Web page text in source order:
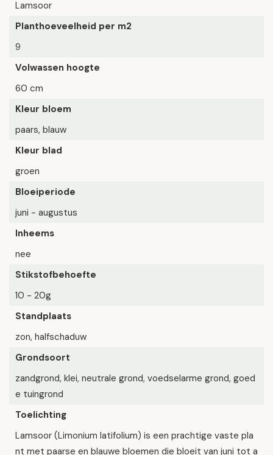
Lamsoor
Planthoeveelheid per m2
9
Volwassen hoogte
60 cm
Kleur bloem
paars, blauw
Kleur blad
groen
Bloeiperiode
juni - augustus
Inheems
nee
Stikstofbehoefte
10 - 20g
Standplaats
zon, halfschaduw
Grondsoort
zandgrond, klei, neutrale grond, voedselarme grond, goed
e tuingrond
Toelichting
Lamsoor (Limonium latifolium) is een prachtige vaste pla
nt met paarse en blauwe bloemen die bloeit van juni tot a